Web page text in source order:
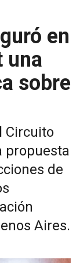
en
una
sobre
Circuito
propuesta
de
Aires.